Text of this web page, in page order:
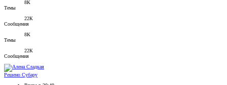
8К
Темы
22К
Сообщения
8К
Темы
22К
Сообщения
Решено Субару